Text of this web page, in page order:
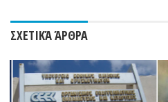
ΣΧΕΤΙΚΆ ΆΡΘΡΑ